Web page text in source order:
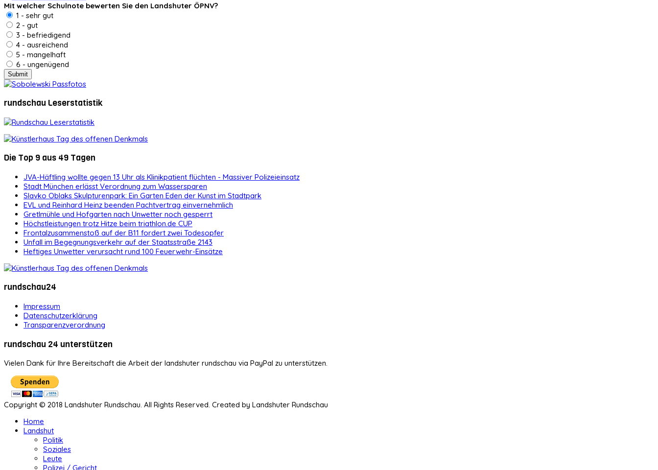
Mit welcher Schulnote bewerten Sie den Landshuter ÖPNV?
1 - sehr gut
2 - gut
3 - befriedigend
4 - ausreichend
5 - mangelhaft
6 - ungenügend
rundschau Leserstatistik
Die Top 9 aus 49 Tagen
JVA-Häftling wollte gegen 13 Uhr als Klinikpatient flüchten - Massiver Polizeieinsatz
Stadt München erlässt Verordnung zum Wassersparen
Slavko Oblaks Skulpturenpark: Ein Garten Eden der Kunst im Stadtpark
EVL und Reinhard Heinz beenden Pachtvertrag einvernehmlich
Gretlmühle und Hofgarten nach Unwetter noch gesperrt
Höchstleistungen trotz Hitze beim triathlon.de CUP
Frontalzusammenstoß auf der B11 fordert zwei Todesopfer
Unfall im Begegnungsverkehr auf der Staatsstraße 2143
Heftiges Unwetter verursacht rund 100 Feuerwehr-Einsätze
rundschau24
Impressum
Datenschutzerklärung
Transparenzverordnung
rundschau 24 unterstützen
Vielen Dank für Ihre Bereitschaft die Arbeit der landshuter rundschau via PayPal zu unterstützen.
Copyright © 2018 Landshuter Rundschau. All Rights Reserved. Created by Landshuter Rundschau
Home
Landshut
Politik
Soziales
Leute
Polizei / Gericht